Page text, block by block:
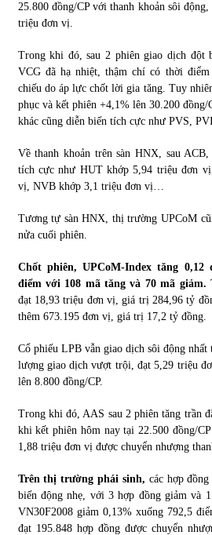
25.800 đồng/CP với thanh khoản sôi
triệu đơn vị.
Trong khi đó, sau 2 phiên giao dịch đột
VCG đã hạ nhiệt, thậm chí có thời
chiếu do áp lực chốt lời gia tăng. Tuy
phục và kết phiên +4,1% lên 30.200 đồng/
khác cũng diễn biến tích cực như PVS,
Về thanh khoản trên sàn HNX, sau
tích cực như HUT khớp 5,94 triệu đơn
vị, NVB khớp 3,1 triệu đơn vị…
Tương tự sàn HNX, thị trường UPCoM
nửa cuối phiên.
Chốt phiên, UPCoM-Index tăng 0,12
điểm với 108 mã tăng và 70 mã giảm.
đạt 18,93 triệu đơn vị, giá trị 284,96 tỷ
thêm 673.195 đơn vị, giá trị 17,2 tỷ đồng.
Cổ phiếu LPB vẫn giao dịch sôi động
lượng giao dịch vượt trội, đạt 5,29 triệu
lên 8.800 đồng/CP.
Trong khi đó, AAS sau 2 phiên tăng trần
khi kết phiên hôm nay tại 22.500 đồng/
1,88 triệu đơn vị được chuyển nhượng
Trên thị trường phái sinh, các hợp
biến động nhẹ, với 3 hợp đồng giảm và
VN30F2008 giảm 0,13% xuống 792,5
đạt 195.848 hợp đồng được chuyển